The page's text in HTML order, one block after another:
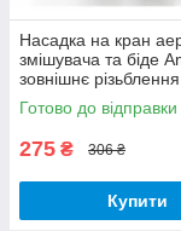
Насадка на кран
змішувача та біде
зовнішнє
латунь стоп режим
Готово до відправки
275 ₴ 306 ₴
Купити